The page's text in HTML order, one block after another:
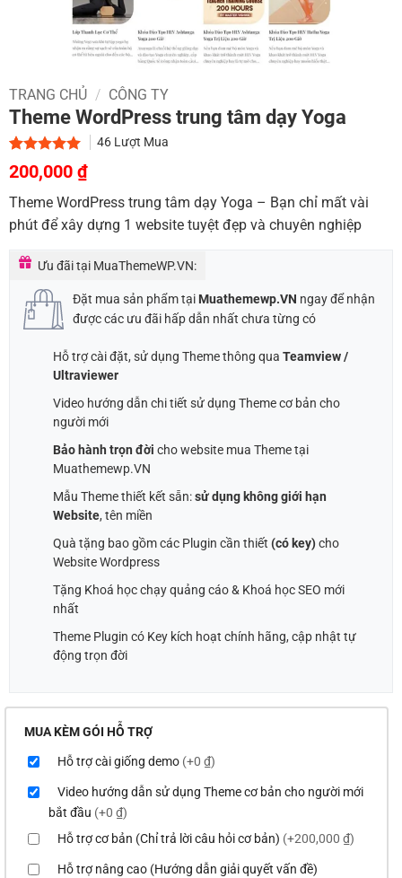
TRANG CHỦ / CÔNG TY
Theme WordPress trung tâm dạy Yoga
5.00trên 5
dựa trên
1
46Lượt Mua
Giá
gốc
là:
900,000 ₫.
200,000 ₫Giá
hiện
tại
là:
200,000 ₫.
Theme WordPress trung tâm dạy Yoga – Bạn chỉ mất vài
phút để xây dựng 1 website tuyệt đẹp và chuyên nghiệp
Ưu đãi tại MuaThemeWP.VN:
Đặt mua sản phẩm tại Muathemewp.VN ngay để nhận
được các ưu đãi hấp dẫn nhất chưa từng có
Hỗ trợ cài đặt, sử dụng Theme thông qua Teamview /
Ultraviewer
Video hướng dẫn chi tiết sử dụng Theme cơ bản cho
người mới
Bảo hành trọn đời cho website mua Theme tại
Muathemewp.VN
Mẫu Theme thiết kết sẵn:sử dụng không giới hạn
Website, tên miền
Quà tặng bao gồm các Plugin cần thiết (có key)cho
Website Wordpress
Tặng Khoá học chạy quảng cáo & Khoá học SEO mới
nhất
Theme Plugin có Key kích hoạt chính hãng, cập nhật tự
động trọn đời
MUA KÈM GÓI HỖ TRỢ
Hỗ trợ cài giống demo (+0 ₫)
Video hướng dẫn sử dụng Theme cơ bản cho người mới
bắt đầu (+0 ₫)
Hỗ trợ cơ bản (Chỉ trả lời câu hỏi cơ bản) (+200,000 ₫)
Hỗ trợ nâng cao (Hướng dẫn giải quyết vấn đề)